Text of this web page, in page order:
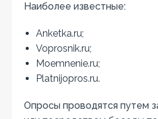
Наиболее известные:
Anketka.ru;
Voprosnik.ru;
Moemnenie.ru;
Platnijopros.ru.
Опросы проводятся путем